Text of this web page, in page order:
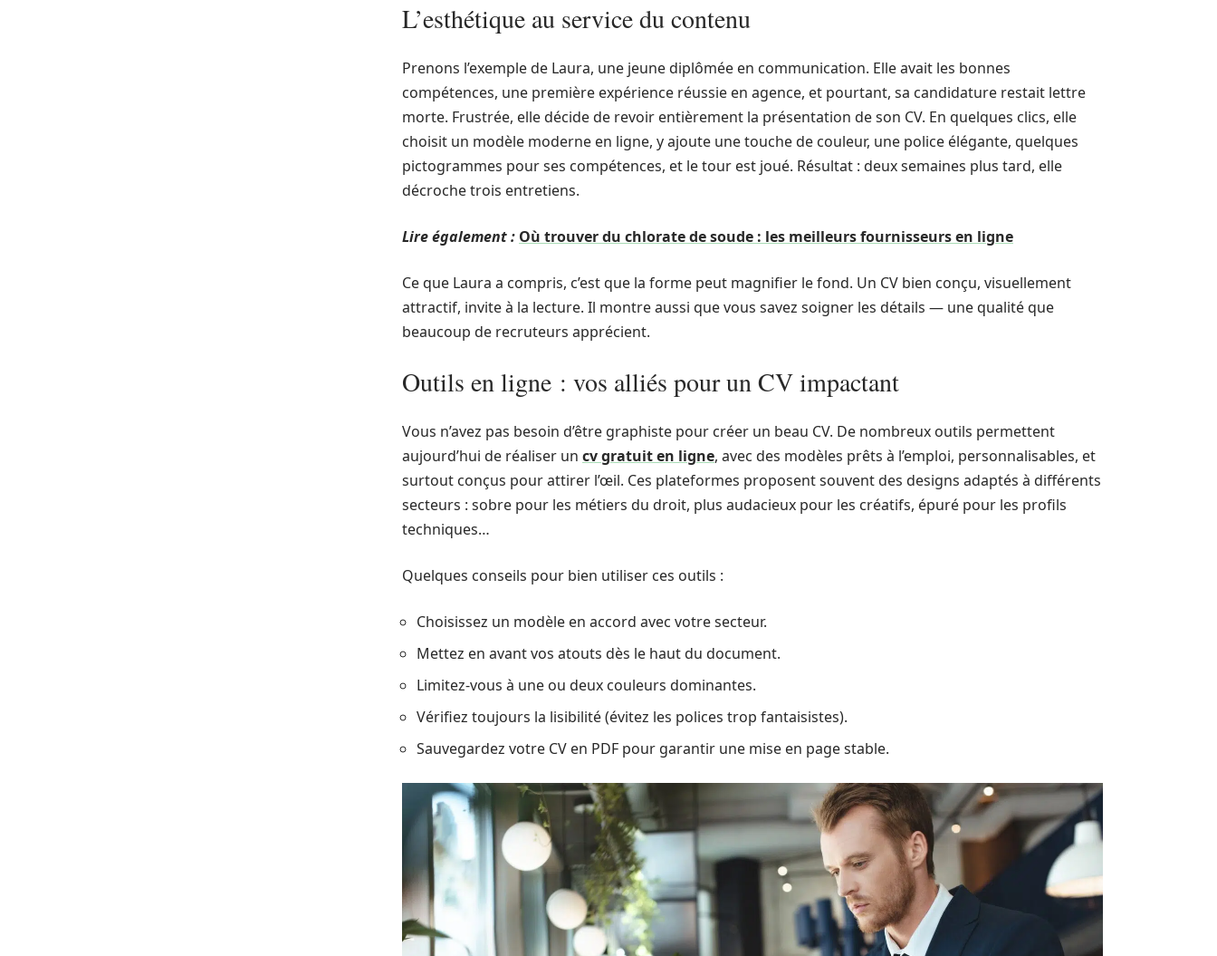
L’esthétique au service du contenu
Prenons l’exemple de Laura, une jeune diplômée en communication. Elle avait les bonnes
compétences, une première expérience réussie en agence, et pourtant, sa candidature restait lettre
morte. Frustrée, elle décide de revoir entièrement la présentation de son CV. En quelques clics, elle
choisit un modèle moderne en ligne, y ajoute une touche de couleur, une police élégante, quelques
pictogrammes pour ses compétences, et le tour est joué. Résultat : deux semaines plus tard, elle
décroche trois entretiens.
Lire également : Où trouver du chlorate de soude : les meilleurs fournisseurs en ligne
Ce que Laura a compris, c’est que la forme peut magnifier le fond. Un CV bien conçu, visuellement
attractif, invite à la lecture. Il montre aussi que vous savez soigner les détails — une qualité que
beaucoup de recruteurs apprécient.
Outils en ligne : vos alliés pour un CV impactant
Vous n’avez pas besoin d’être graphiste pour créer un beau CV. De nombreux outils permettent
aujourd’hui de réaliser un cv gratuit en ligne, avec des modèles prêts à l’emploi, personnalisables, et
surtout conçus pour attirer l’œil. Ces plateformes proposent souvent des designs adaptés à différents
secteurs : sobre pour les métiers du droit, plus audacieux pour les créatifs, épuré pour les profils
techniques…
Quelques conseils pour bien utiliser ces outils :
Choisissez un modèle en accord avec votre secteur.
Mettez en avant vos atouts dès le haut du document.
Limitez-vous à une ou deux couleurs dominantes.
Vérifiez toujours la lisibilité (évitez les polices trop fantaisistes).
Sauvegardez votre CV en PDF pour garantir une mise en page stable.